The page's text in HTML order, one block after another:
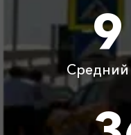
Коса Беляус ⇆
4340 ₽
Детское
Средний